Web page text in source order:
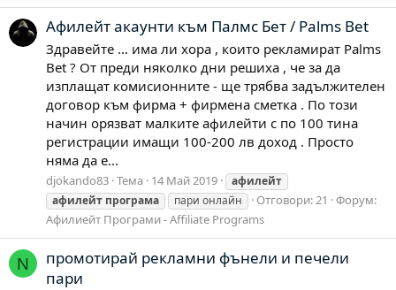
Афилейт акаунти към Палмс Бет / Palms Bet
Здравейте ... има ли хора , които рекламират Palms
Bet ? От преди няколко дни решиха , че за да
изплащат комисионните - ще трябва задължителен
договор към фирма + фирмена сметка . По този
начин орязват малките афилейти с по 100 тина
регистрации имащи 100-200 лв доход . Просто
няма да е...
djokando83 Тема 14 Май 2019
афилейт
афилейт програма пари онлайн Отговори: 21
Форум:
Афилиейт Програми - Affiliate Programs
N
промотирай рекламни фънели и печели
пари